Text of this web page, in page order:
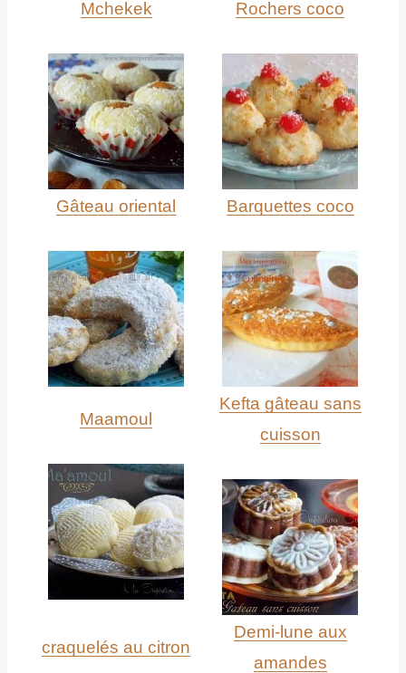
Mchekek Rochers coco
Gâteau oriental Barquettes coco
Maamoul
Kefta gâteau sans
cuisson
craquelés au citron
Demi-lune aux
amandes